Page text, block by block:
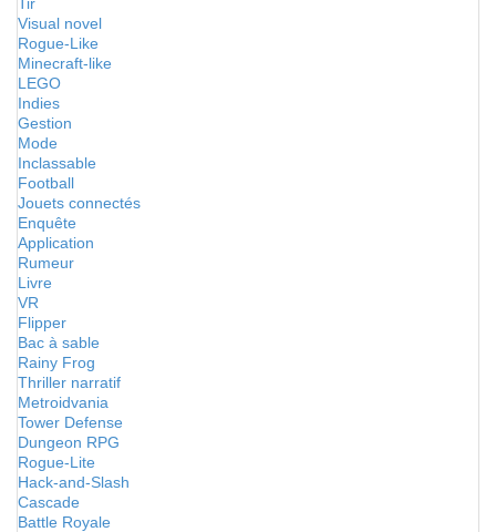
Visual novel
Rogue-Like
Minecraft-like
LEGO
Indies
Gestion
Mode
Inclassable
Football
Jouets connectés
Enquête
Application
Rumeur
Livre
VR
Flipper
Bac à sable
Rainy Frog
Thriller narratif
Metroidvania
Tower Defense
Dungeon RPG
Rogue-Lite
Hack-and-Slash
Cascade
Battle Royale